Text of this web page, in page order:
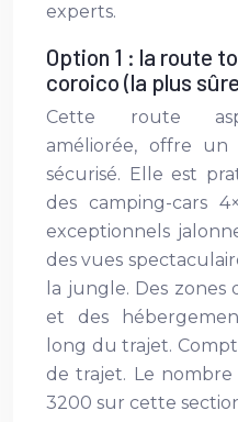
experts.
Option 1 : la route
coroico (la plus
Cette route
améliorée, offre un
sécurisé. Elle est
des camping-cars
exceptionnels
des vues
la jungle. Des zones
et des
long du trajet.
de trajet. Le nombre
3200 sur cette